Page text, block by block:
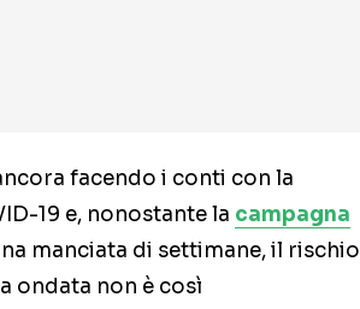
facendo i conti con la
19 e, nonostante la campagna
manciata di settimane, il rischio
ondata non è così